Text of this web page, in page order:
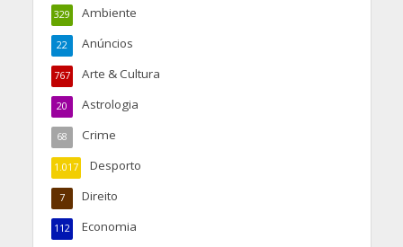
Ambiente
329
Anúncios
22
Arte & Cultura
767
Astrologia
20
Crime
68
Desporto
1.017
Direito
7
Economia
112